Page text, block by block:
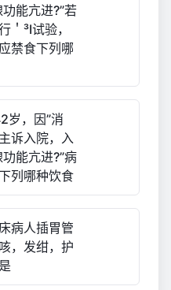
能亢进?”若
＇³I试验，
禁食下列哪
岁，因”消
诉入院，入
能亢进?”病
列哪种饮食
病人插胃管
，发绀，护